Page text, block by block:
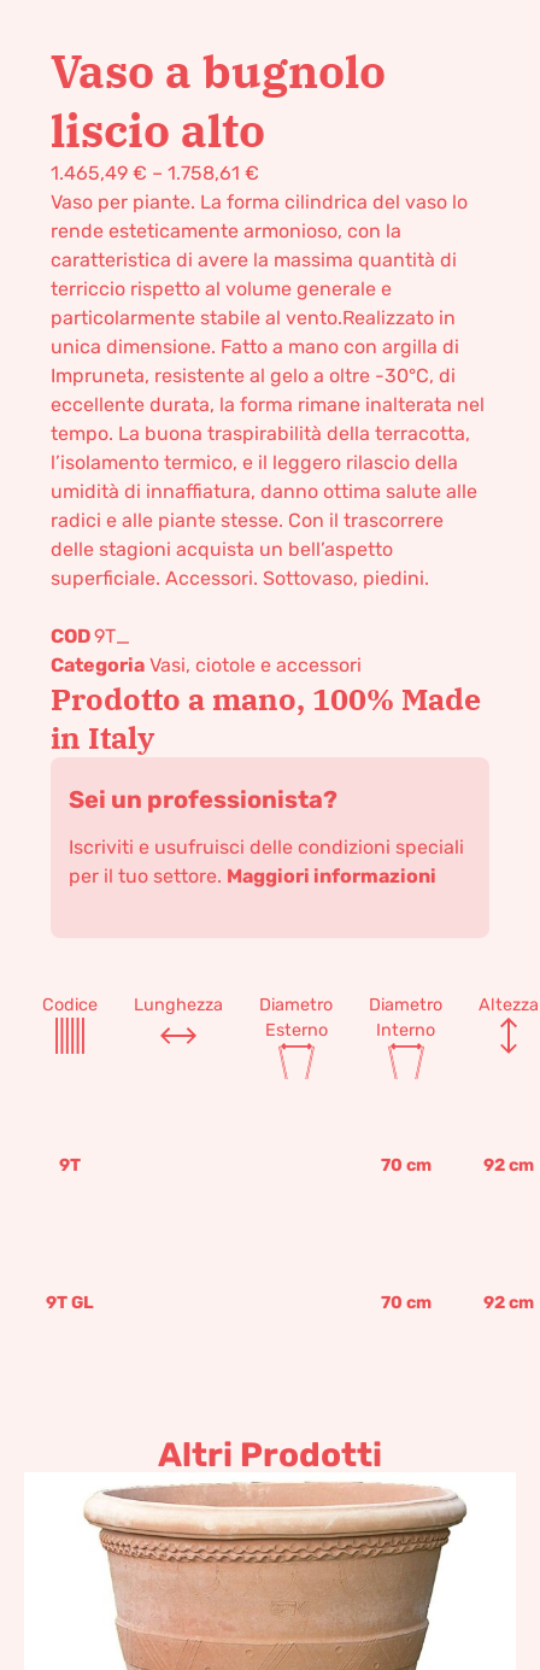
Vaso a bugnolo
liscio alto
1.465,49 € – 1.758,61 €
Vaso per piante. La forma cilindrica del vaso lo
rende esteticamente armonioso, con la
caratteristica di avere la massima quantità di
terriccio rispetto al volume generale e
particolarmente stabile al vento.Realizzato in
unica dimensione. Fatto a mano con argilla di
Impruneta, resistente al gelo a oltre -30°C, di
eccellente durata, la forma rimane inalterata nel
tempo. La buona traspirabilità della terracotta,
l’isolamento termico, e il leggero rilascio della
umidità di innaffiatura, danno ottima salute alle
radici e alle piante stesse. Con il trascorrere
delle stagioni acquista un bell’aspetto
superficiale. Accessori. Sottovaso, piedini.
COD9T_
Categoria Vasi, ciotole e accessori
Prodotto a mano, 100% Made
in Italy
Sei un professionista?
Iscriviti e usufruisci delle condizioni speciali
per il tuo settore. Maggiori informazioni
Codice Lunghezza
Diametro
Esterno
Diametro
Interno
Altezza
9T 70 cm 92cm
9T GL 70 cm 92cm
Altri Prodotti
Vaso alto del ’700
2.836,53 €